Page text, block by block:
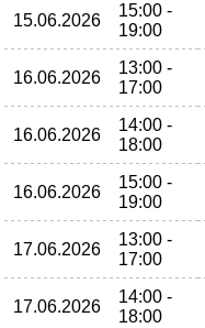
15.06.2026
15:00 -
19:00
16.06.2026
13:00 -
17:00
16.06.2026
14:00 -
18:00
16.06.2026
15:00 -
19:00
17.06.2026
13:00 -
17:00
17.06.2026
14:00 -
18:00